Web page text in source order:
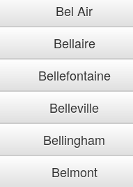
Bel Air
Bellaire
Bellefontaine
Belleville
Bellingham
Belmont